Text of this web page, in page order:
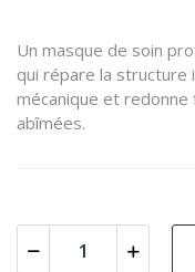
Un masque de soin
qui répare la structure
mécanique et
abîmées.